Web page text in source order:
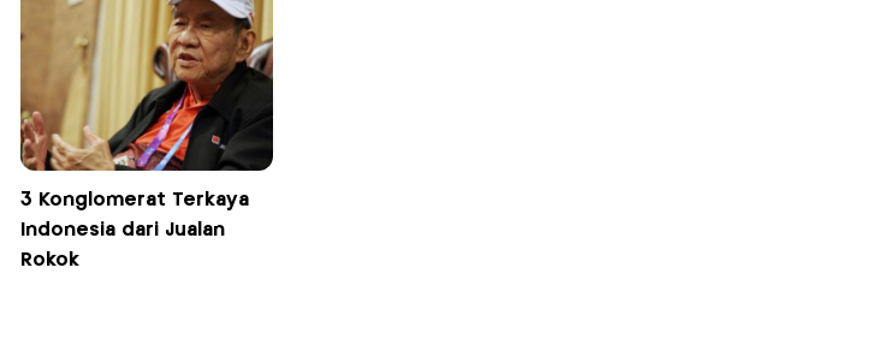
3 Konglomerat Terkaya
Indonesia dari Jualan
Rokok